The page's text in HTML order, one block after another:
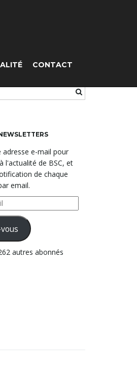
CONTACT
adresse e-mail pour
l'actualité de BSC, et
de chaque
email.
autres abonnés